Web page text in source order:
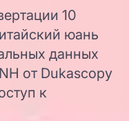
10
юань
данных
от Dukascopy
к